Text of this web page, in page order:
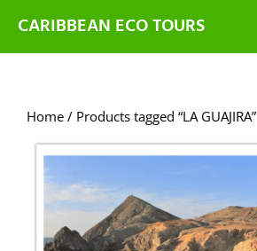
CARIBBEAN ECO TOURS
Home / Products tagged “LA GUAJIRA”